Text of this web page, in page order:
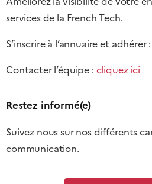
services de la French Tech.
S’inscrire à l’annuaire et adhérer
Contacter l’équipe : cliquez ici
Restez informé(e)
Suivez nous sur nos différents
communication.